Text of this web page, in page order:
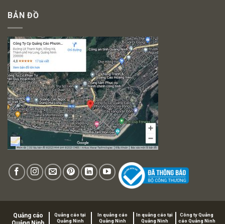
BẢN ĐỒ
Quảng cáo
Quảng cáo tại
Quảng Ninh
In quảng cáo
Quảng Ninh
In quảng cáo tại
Quảng Ninh
Công ty Quảng
cáo Quảng Ninh